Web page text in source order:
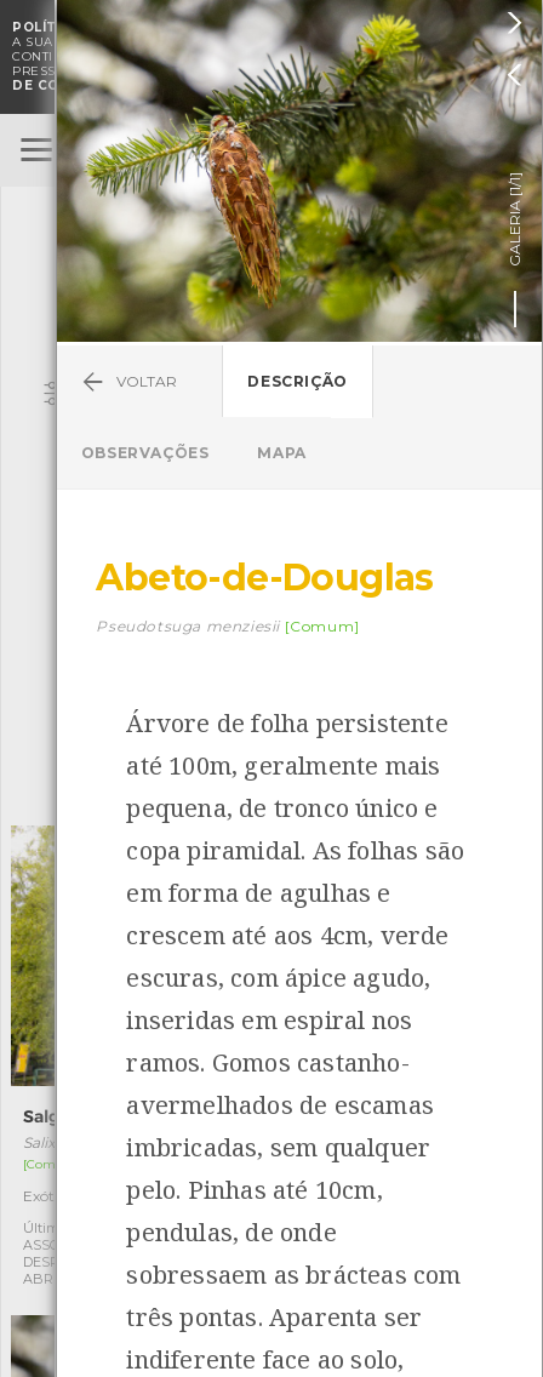
POLÍTICA DE COOKIES. O CMIA UTILIZA COOKIES PARA MELHORAR
A SUA EXPERIÊNCIA DE NAVEGAÇÃO E PARA FINS ESTATÍSTICOS.
CONTINUAÇÃO DA UTILIZAÇÃO DESTE WEBSITE E SERVIÇOS
PRESSUPÕE A ACEITAÇÃO DA UTILIZAÇÃO DE COOKIES.POLÍTICA
DE COOKIES

ENTRAR
BioRegisto
TERMOS DE UTILIZAÇÃO
SUBMETER OBSERVAÇÃO
Pesquisa
Descarregar a app BioRegisto
Espécies 4839Observações
Salgueiro-do-Japão
Salix matsudana "Tortuosa"
[Comum]
Exótica
Última observação por:
ASSOCIAÇÃO CULTURAL E
DESPORTIVA CAPITÃES DE
ABRIL
1
Carvalho-dos-pântanos
Quercus palustris
[Comum]
Exótica
Última observação por:
ASSOCIAÇÃO CULTURAL E
DESPORTIVA CAPITÃES DE
ABRIL


GALERIA [
1/1
]
VOLTAR DESCRIÇÃO
OBSERVAÇÕES MAPA
Abeto-de-Douglas
Pseudotsuga menziesii [Comum]
Árvore de folha persistente
até 100m, geralmente mais
pequena, de tronco único e
copa piramidal. As folhas são
em forma de agulhas e
crescem até aos 4cm, verde
escuras, com ápice agudo,
inseridas em espiral nos
ramos. Gomos castanho-
avermelhados de escamas
imbricadas, sem qualquer
pelo. Pinhas até 10cm,
pendulas, de onde
sobressaem as brácteas com
três pontas. Aparenta ser
indiferente face ao solo,